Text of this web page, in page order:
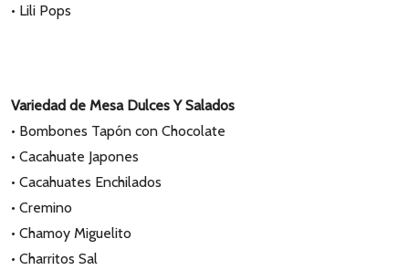
• Lili Pops
Variedad de Mesa Dulces Y Salados
• Bombones Tapón con Chocolate
• Cacahuate Japones
• Cacahuates Enchilados
• Cremino
• Chamoy Miguelito
• Charritos Sal